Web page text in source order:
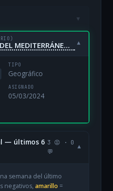
▾
AIRE NETWORKS DEL MEDITERRÁNEO, S.L. UNIPERSONAL ▾
TIPO
Geográfico
ASIGNADO
05/03/2024
— últimos 6 3 😡 · 0
💬
▾
semana del último
negativos, amarillo =